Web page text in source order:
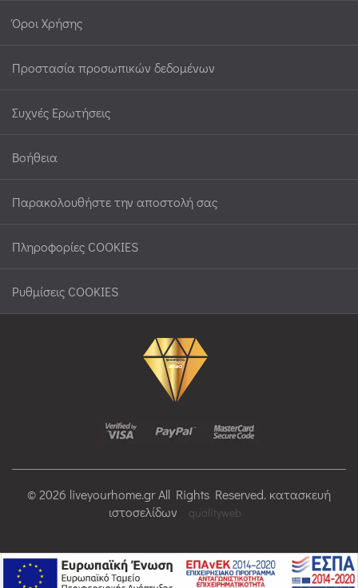
Όροι Χρήσης
Προστασία προσωπικών δεδομένων
Συχνές Ερωτήσεις
Βοήθεια
Παρακολουθήστε την αποστολή σας
Πληροφορίες COOKIES
Ρυθμίσεις COOKIES
© 2026 liveyourhome.gr All Rights Reserved. κατασκευή
ιστοσελίδων
qualityweb